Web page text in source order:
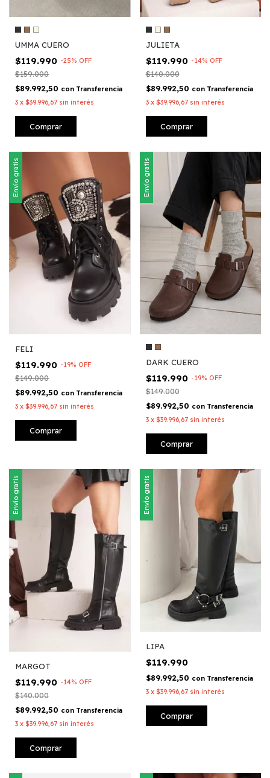
UMMA CUERO
$119.990 -25% OFF
$159.000
$89.992,50 con Transferencia
3 x $39.996,67 sin interés
Comprar
JULIETA
$119.990 -14% OFF
$140.000
$89.992,50 con Transferencia
3 x $39.996,67 sin interés
Comprar
Envío gratis
FELI
$119.990 -19% OFF
$149.000
$89.992,50 con Transferencia
3 x $39.996,67 sin interés
Comprar
Envío gratis
DARK CUERO
$119.990 -19% OFF
$149.000
$89.992,50 con Transferencia
3 x $39.996,67 sin interés
Comprar
Envío gratis
MARGOT
$119.990 -14% OFF
$140.000
$89.992,50 con Transferencia
3 x $39.996,67 sin interés
Comprar
Envío gratis
LIPA
$119.990
$89.992,50 con Transferencia
3 x $39.996,67 sin interés
Comprar